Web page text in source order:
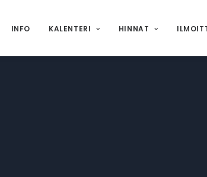
INFO KALENTERI HINNAT